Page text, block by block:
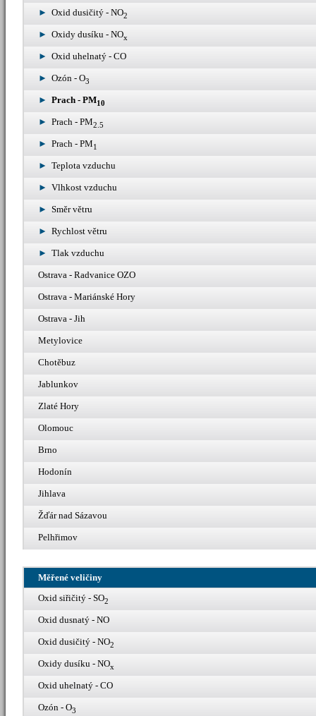
Oxid dusičitý - NO2
Oxidy dusíku - NOx
Oxid uhelnatý - CO
Ozón - O3
Prach - PM10
Prach - PM2.5
Prach - PM1
Teplota vzduchu
Vlhkost vzduchu
Směr větru
Rychlost větru
Tlak vzduchu
Ostrava - Radvanice OZO
Ostrava - Mariánské Hory
Ostrava - Jih
Metylovice
Chotěbuz
Jablunkov
Zlaté Hory
Olomouc
Brno
Hodonín
Jihlava
Žďár nad Sázavou
Pelhřimov
Měřené veličiny
Oxid siřičitý - SO2
Oxid dusnatý - NO
Oxid dusičitý - NO2
Oxidy dusíku - NOx
Oxid uhelnatý - CO
Ozón - O3